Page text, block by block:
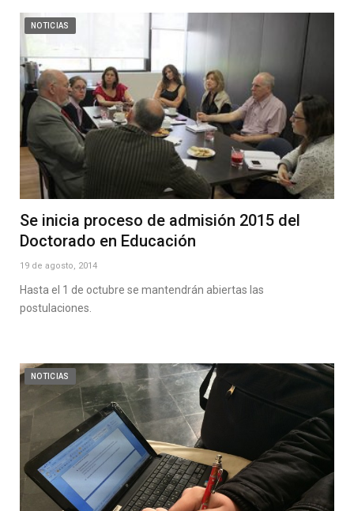
NOTICIAS
Se inicia proceso de admisión 2015 del
Doctorado en Educación
19 de agosto, 2014
Hasta el 1 de octubre se mantendrán abiertas las
postulaciones.
NOTICIAS